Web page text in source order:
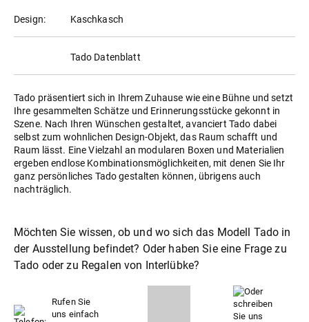
Design: Kaschkasch
Tado Datenblatt
Tado präsentiert sich in Ihrem Zuhause wie eine Bühne und setzt
Ihre gesammelten Schätze und Erinnerungsstücke gekonnt in
Szene. Nach Ihren Wünschen gestaltet, avanciert Tado dabei
selbst zum wohnlichen Design-Objekt, das Raum schafft und
Raum lässt. Eine Vielzahl an modularen Boxen und Materialien
ergeben endlose Kombinationsmöglichkeiten, mit denen Sie Ihr
ganz persönliches Tado gestalten können, übrigens auch
nachträglich.
Möchten Sie wissen, ob und wo sich das Modell Tado in
der Ausstellung befindet? Oder haben Sie eine Frage zu
Tado oder zu Regale von Interlübke?
Rufen Sie
uns einfach